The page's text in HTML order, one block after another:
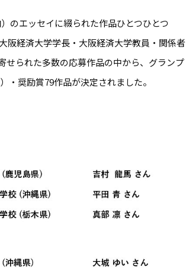
のエッセイに綴られた作品ひとつひとつ
阪経済大学学長・大阪経済大学教員・関係者
せられた多数の応募作品の中から、グランプ
・奨励賞79作品が決定されました。